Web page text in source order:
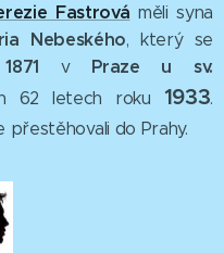
Fastrová měli syna
Nebeského, který se
1871 v Praze u sv.
62 letech roku 1933.
do Prahy.